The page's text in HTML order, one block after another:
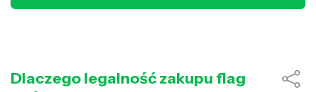
Dlaczego legalność zakupu flag